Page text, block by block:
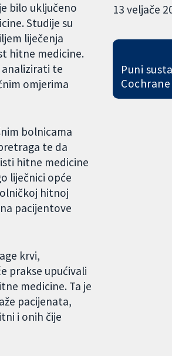
bilo uključeno
Studije su
liječenja
hitne medicine.
analizirati te
omjerima
bolnicama
te da
hitne medicine
liječnici opće
hitnoj
pacijentove
krvi,
prakse upućivali
medicine. Ta je
pacijenata,
i onih čije
13 veljače
Puni